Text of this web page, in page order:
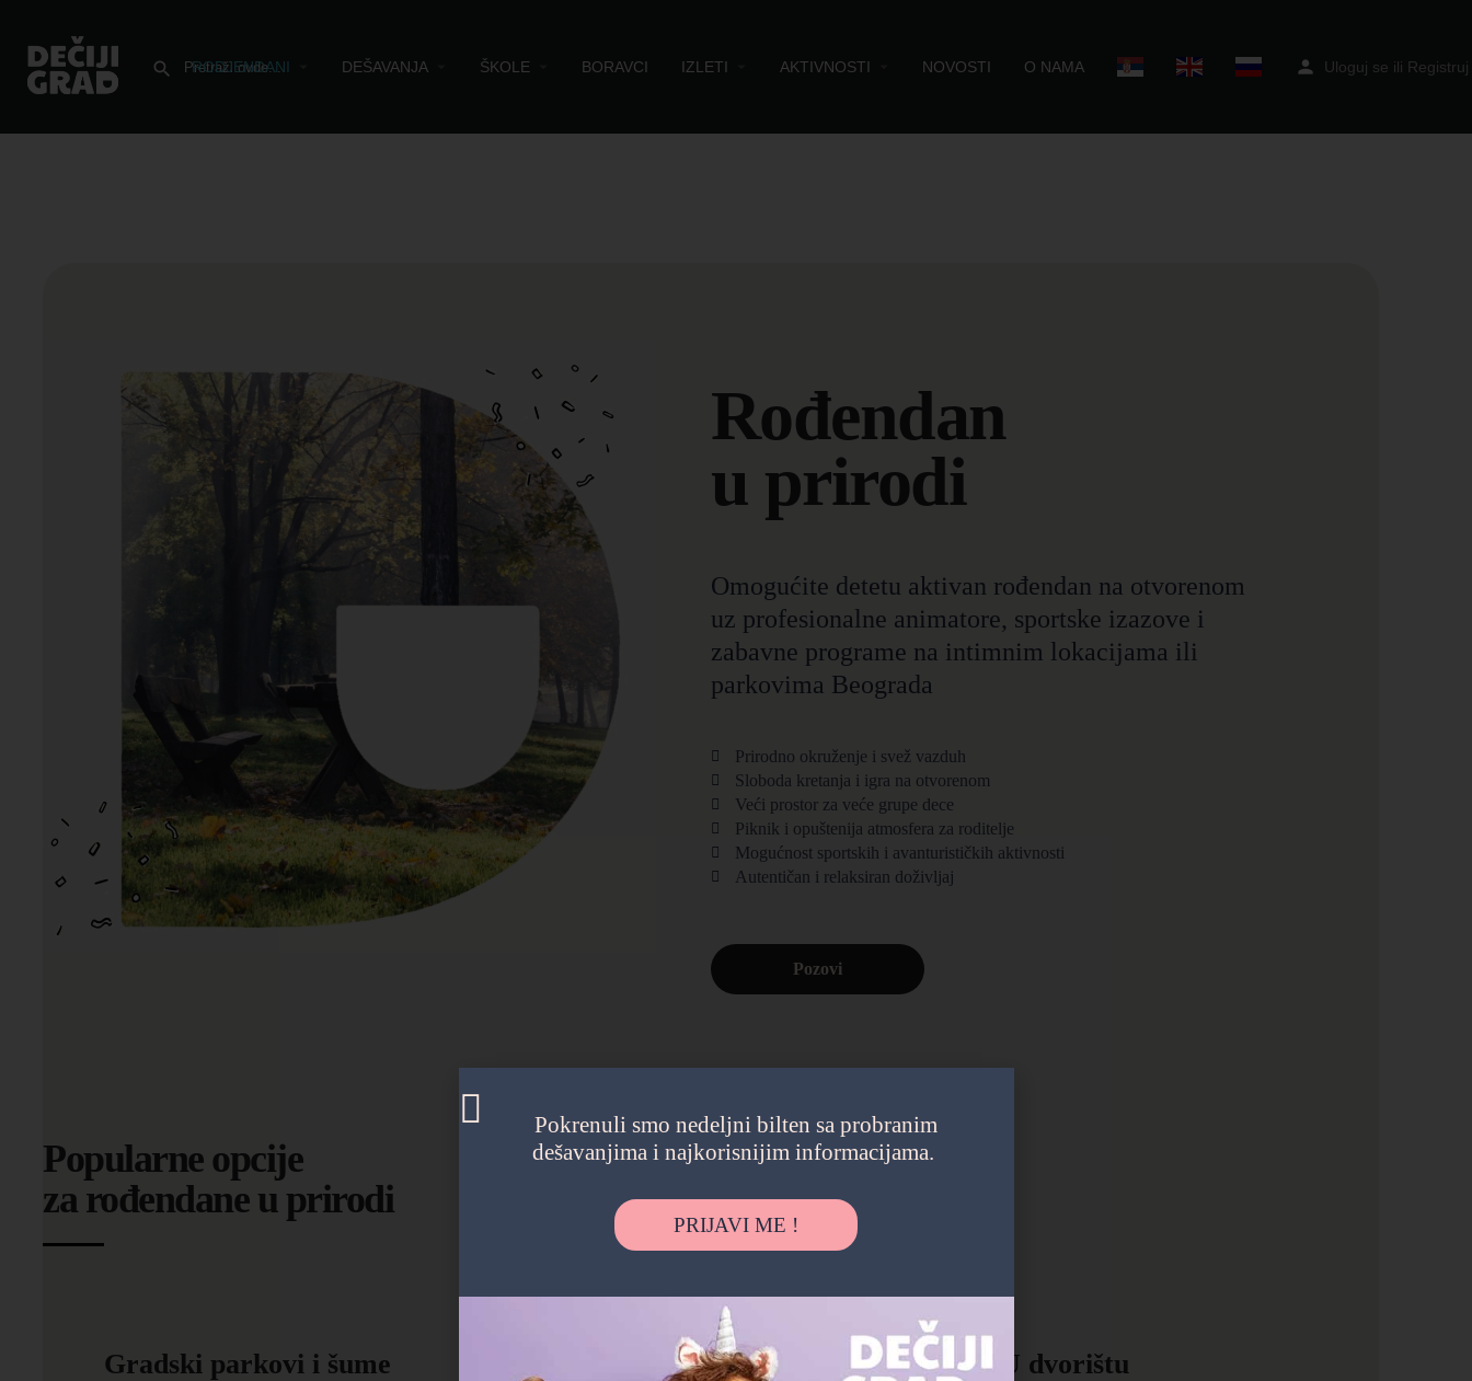
RODJENDANI DEŠAVANJA ŠKOLE BORAVCI IZLETI AKTIVNOSTI NOVOSTI O NAMA Uloguj se ili Registruj
Rođendan
u prirodi
Omogućite detetu aktivan rođendan na otvorenom
uz profesionalne animatore, sportske izazove i
zabavne programe na intimnim lokacijama ili
parkovima Beograda
Prirodno okruženje i svež vazduh
Sloboda kretanja i igra na otvorenom
Veći prostor za veće grupe dece
Piknik i opuštenija atmosfera za roditelje
Mogućnost sportskih i avanturističkih aktivnosti
Autentičan i relaksiran doživljaj
Pozovi
Popularne opcije
za rođendane u prirodi
Gradski parkovi i šume U komšiluku U dvorištu
Pokrenuli smo nedeljni bilten sa probranim
dešavanjima i najkorisnijim informacijama.
PRIJAVI ME !